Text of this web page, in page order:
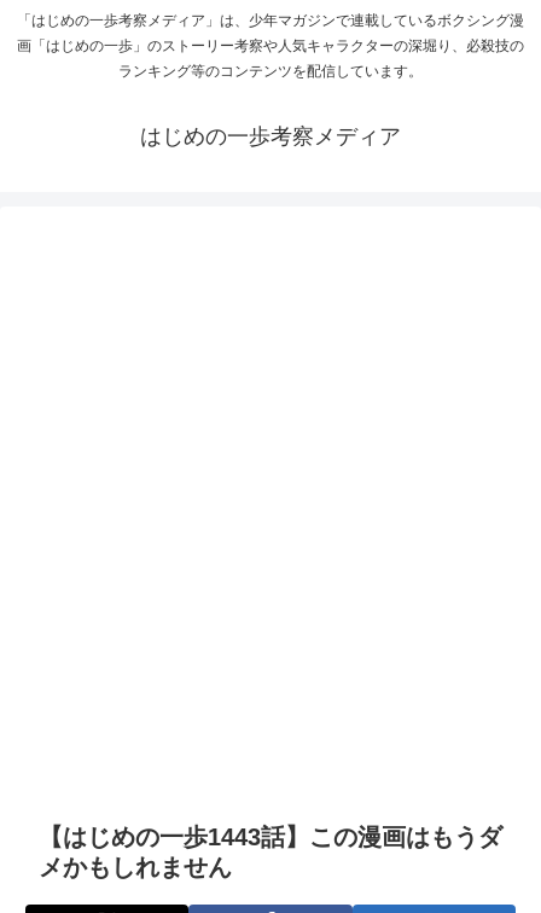
「はじめの一歩考察メディア」は、少年マガジンで連載しているボクシング漫
画「はじめの一歩」のストーリー考察や人気キャラクターの深堀り、必殺技の
ランキング等のコンテンツを配信しています。
はじめの一歩考察メディア
【はじめの一歩1443話】この漫画はもうダ
メかもしれません